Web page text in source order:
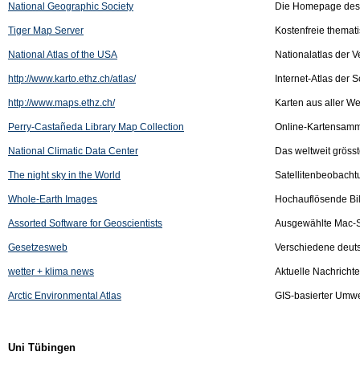
National Geographic Society Die Homepage
Tiger Map Server Kostenfreie
National Atlas of the USA Nationalatlas der
http://www.karto.ethz.ch/atlas/ Internet-Atlas der
http://www.maps.ethz.ch/ Karten aus aller
Perry-Castañeda Library Map Collection Online-
National Climatic Data Center Das weltweit
The night sky in the World
Whole-Earth Images Hochauflösende
Assorted Software for Geoscientists Ausgewählte Mac-
Gesetzesweb Verschiedene
wetter + klima news Aktuelle
Arctic Environmental Atlas GIS-basierter
Uni Tübingen